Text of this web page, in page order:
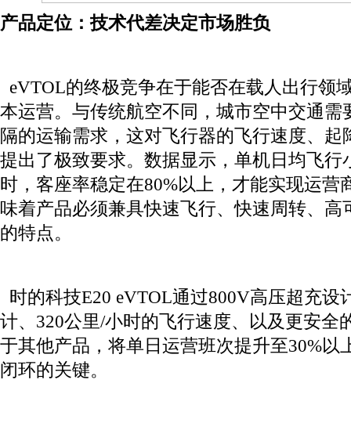
产品定位：技术代差决定市场胜负
eVTOL的终极竞争在于能否在载人出行领
本运营。与传统航空不同，城市空中交通需
隔的运输需求，这对飞行器的飞行速度、起
提出了极致要求。数据显示，单机日均飞行
时，客座率稳定在80%以上，才能实现运
味着产品必须兼具快速飞行、快速周转、高
的特点。
时的科技E20 eVTOL通过800V高压超充设
计、320公里/小时的飞行速度、以及更安全
于其他产品，将单日运营班次提升至30%以
闭环的关键。